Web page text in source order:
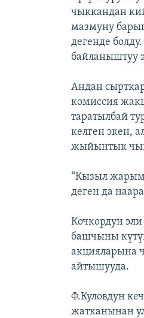
чыккандан
мазмуну
дегенде
байланыштуу
Андан
комиссия
таратылбай
келген экен,
жыйынтык
“Кызыл жарым
деген да
Кочкордун
башчыны
акцияларына
айтышууда.
Ф.Куловдун
жатканынан